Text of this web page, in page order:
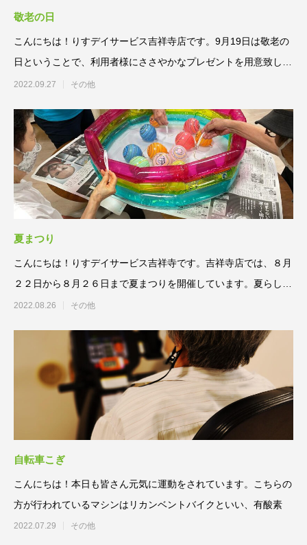
敬老の日
こんにちは！りすデイサービス吉祥寺店です。9月19日は敬老の
日ということで、利用者様にささやかなプレゼントを用意致しま
した
2022.09.27 その他
夏まつり
こんにちは！りすデイサービス吉祥寺です。吉祥寺店では、８月
２２日から８月２６日まで夏まつりを開催しています。夏らしく
ビニー
2022.08.26 その他
自転車こぎ
こんにちは！本日も皆さん元気に運動をされています。こちらの
方が行われているマシンはリカンベントバイクといい、有酸素
2022.07.29 その他